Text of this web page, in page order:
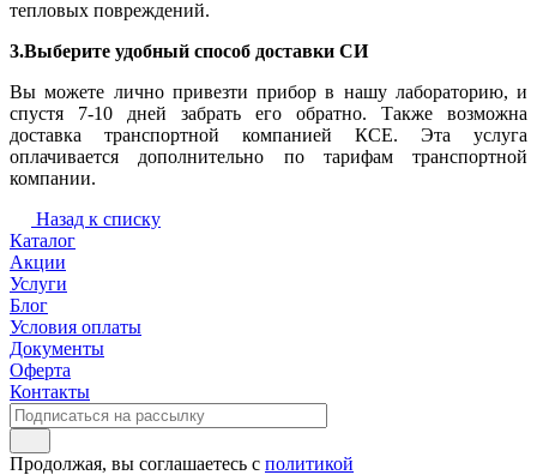
тепловых повреждений.
3.Выберите удобный способ доставки СИ
Вы можете лично привезти прибор в нашу лабораторию, и
спустя 7-10 дней забрать его обратно. Также возможна
доставка транспортной компанией КСЕ. Эта услуга
оплачивается дополнительно по тарифам транспортной
компании.
Назад к списку
Каталог
Акции
Услуги
Блог
Условия оплаты
Документы
Оферта
Контакты
Продолжая, вы соглашаетесь с политикой